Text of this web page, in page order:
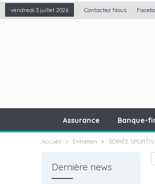
vendredi 3 juillet 2026 Contactez Nous
Assurance Banque-
Accueil Entretien SOIRÉE
Dernière news